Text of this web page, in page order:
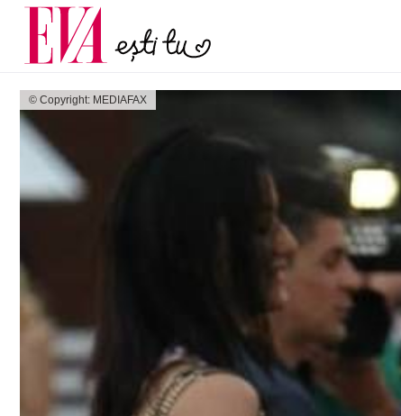
© Copyright: MEDIAFAX
Carieră
Actualitate